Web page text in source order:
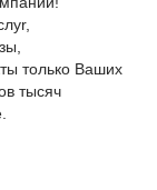
только Вaших
тыcяч